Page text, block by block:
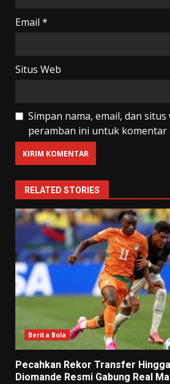
Email *
Situs Web
Simpan nama, email, dan situs
peramban ini untuk komentar
RELATED STORIES
Berita Bola
Pecahkan Rekor Transfer Hingga
Diomande Resmi Gabung Real